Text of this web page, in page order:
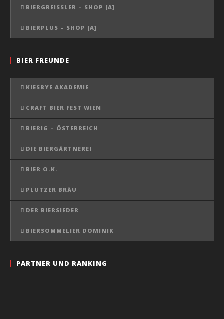
BIERGREISSLER – SHOP [A]
BIERPLUS – SHOP [A]
BIER FREUNDE
KIESBYE AKADEMIE
CRAFT BIER FEST WIEN
BIERIG – ÖSTERREICH
DIE BIERGÄRTNEREI
BIER O.K.
PLUTZER BRÄU
DER BIERSIEDER
BIERSOMMELIER DOMINIK
PARTNER UND RANKING